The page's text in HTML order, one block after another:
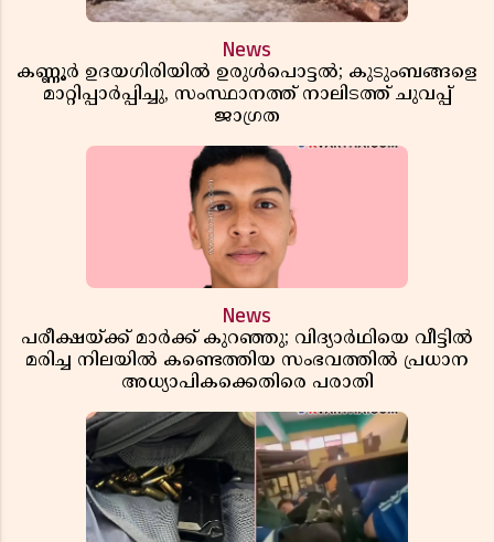
News
കണ്ണൂർ ഉദയഗിരിയിൽ ഉരുൾപൊട്ടൽ; കുടുംബങ്ങളെ
മാറ്റിപ്പാർപ്പിച്ചു, സംസ്ഥാനത്ത് നാലിടത്ത് ചുവപ്പ്
ജാഗ്രത
News
പരീക്ഷയ്ക്ക് മാർക്ക് കുറഞ്ഞു; വിദ്യാർഥിയെ വീട്ടിൽ
മരിച്ച നിലയിൽ കണ്ടെത്തിയ സംഭവത്തിൽ പ്രധാന
അധ്യാപികക്കെതിരെ പരാതി